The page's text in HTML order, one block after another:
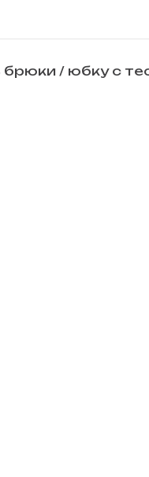
/ юбку с